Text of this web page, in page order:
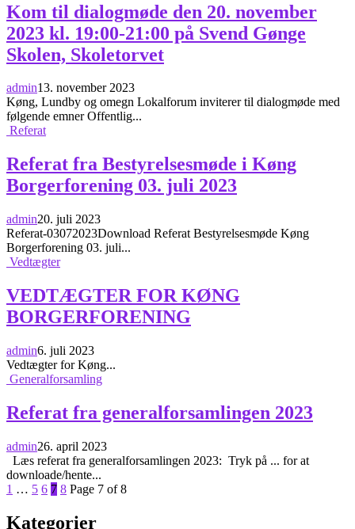
Kom til dialogmøde den 20. november
2023 kl. 19:00-21:00 på Svend Gønge
Skolen, Skoletorvet
admin13. november 2023
Køng, Lundby og omegn Lokalforum inviterer til dialogmøde med
følgende emner Offentlig...
Referat
Referat fra Bestyrelsesmøde i Køng
Borgerforening 03. juli 2023
admin20. juli 2023
Referat-03072023Download Referat Bestyrelsesmøde Køng
Borgerforening 03. juli...
Vedtægter
VEDTÆGTER FOR KØNG
BORGERFORENING
admin6. juli 2023
Vedtægter for Køng...
Generalforsamling
Referat fra generalforsamlingen 2023
admin26. april 2023
Læs referat fra generalforsamlingen 2023: Tryk på ... for at
downloade/hente...
Page
1 … Page
5 Page
6 Page
7 Page
8 Page 7 of 8
Kategorier